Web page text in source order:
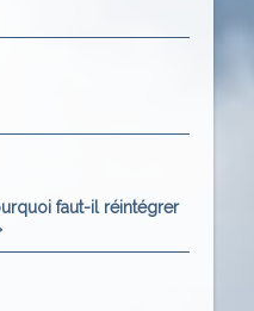
faut-il réintégrer